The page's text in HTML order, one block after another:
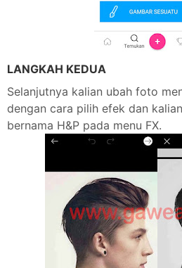
LANGKAH KEDUA
Selanjutnya kalian ubah foto
dengan cara pilih efek dan
bernama H&P pada menu FX.